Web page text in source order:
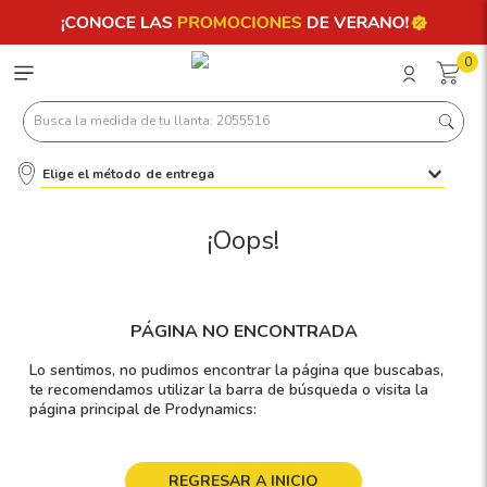
0
Busca la medida de tu llanta: 2055516
Elige el método de entrega
¡Oops!
PÁGINA NO ENCONTRADA
Lo sentimos, no pudimos encontrar la página que buscabas,
te recomendamos utilizar la barra de búsqueda o visita la
página principal de Prodynamics:
REGRESAR A INICIO
Términos más buscados
2
4.215
5.185
6.